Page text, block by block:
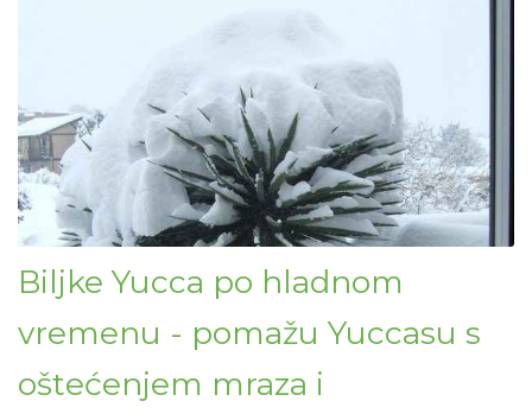
Biljke Yucca po hladnom
vremenu - pomažu Yuccasu s
oštećenjem mraza i